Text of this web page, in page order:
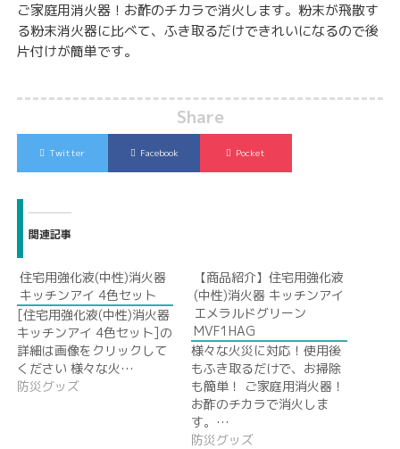
ご家庭用消火器！お酢のチカラで消火します。粉末が飛散す
る粉末消火器に比べて、ふき取るだけできれいになるので後
片付けが簡単です。
Share
Twitter Facebook Pocket
関連記事
住宅用強化液(中性)消火器
キッチンアイ 4色セット
[住宅用強化液(中性)消火器
キッチンアイ 4色セット]の
詳細は画像をクリックして
ください 様々な火…
防災グッズ
【商品紹介】住宅用強化液
(中性)消火器 キッチンアイ
エメラルドグリーン
MVF1HAG
様々な火災に対応！使用後
もふき取るだけで、お掃除
も簡単！ ご家庭用消火器！
お酢のチカラで消火しま
す。…
防災グッズ